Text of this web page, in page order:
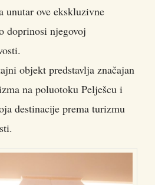
unutar ove ekskluzivne
doprinosi njegovoj
objekt predstavlja značajan
na poluotoku Pelješcu i
destinacije prema turizmu